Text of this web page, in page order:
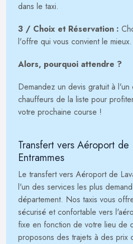
dans le taxi.
3 / Choix et Réservation :
l'offre qui vous convient le mieux.
Alors, pourquoi attendre ?
Demandez un devis gratuit à l'un
chauffeurs de la liste pour
votre prochaine course !
Transfert vers Aéroport de
Entrammes
Le transfert vers Aéroport de
l'un des services les plus
département. Nos taxis vous
sécurisé et confortable vers
fixe en fonction de votre lieu de
proposons des trajets à des prix